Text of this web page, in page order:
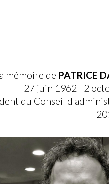
mémoire de PATRICE
27 juin 1962 - 2
du Conseil